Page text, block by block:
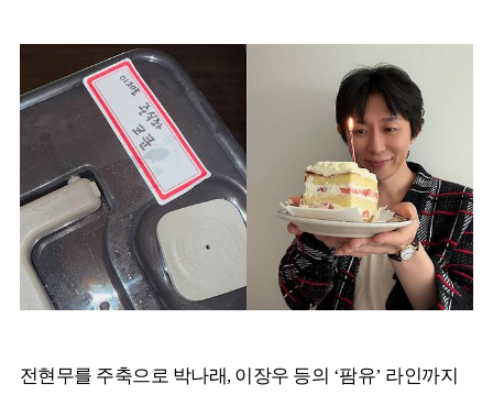
전현무를 주축으로 박나래, 이장우 등의 ‘팜유’ 라인까지